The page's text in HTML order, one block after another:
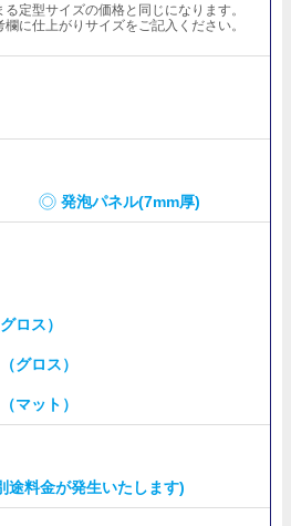
定型サイズの価格と同じになります。
に仕上がりサイズをご記入ください。
発泡パネル(7mm厚)
ロス）
グロス）
マット）
途料金が発生いたします)